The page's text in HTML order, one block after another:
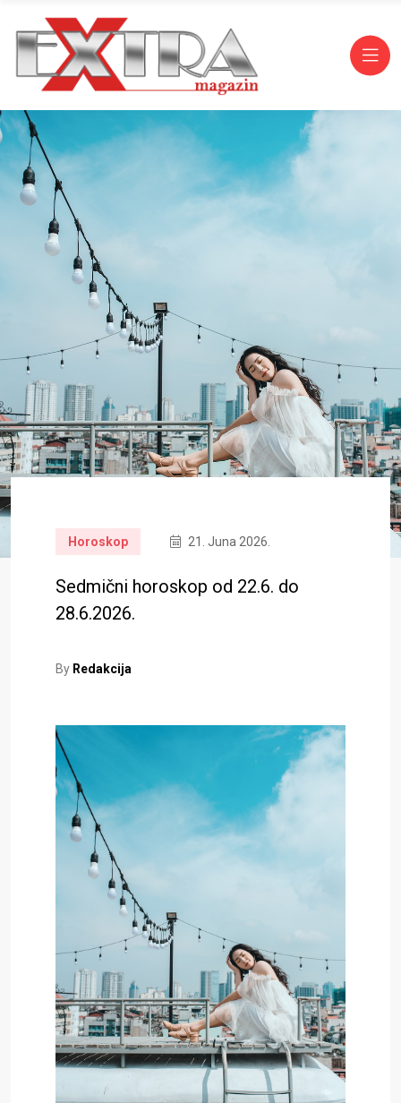
Horoskop 21. Juna 2026.
Sedmični horoskop od 22.6. do
28.6.2026.
By Redakcija